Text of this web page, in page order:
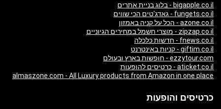
bigapple.co.il - בלוג בניית אתרים
fungets.co.il - גאדג'טים הכי שווים
azone.co.il - הכל על קניה באמזון
zipzap.co.il - מוצרי חשמל במחירים הגיוניים
fnews.co.il - חדשות כלכלה
giftim.co.il - קניות באינטרנט
ezzytour.com - חופשות בארץ ובעולם
aticket.co.il - כרטיסים להופעות
almaszone.com - All Luxury products from Amazon in one place
כרטיסים והופעות